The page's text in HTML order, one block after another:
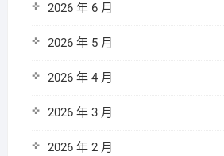
2026 年 6 月
2026 年 5 月
2026 年 4 月
2026 年 3 月
2026 年 2 月